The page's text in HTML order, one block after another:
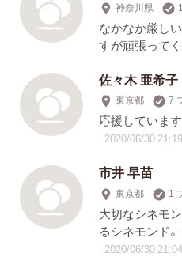
神奈川県
なかなか厳し
すが頑張って
佐々木 亜希子
東京都 7
応援していま
2020/06/30 21:19
市井 早苗
東京都 1
大切なシネモ
るシネモンド
2020/06/30 21:04